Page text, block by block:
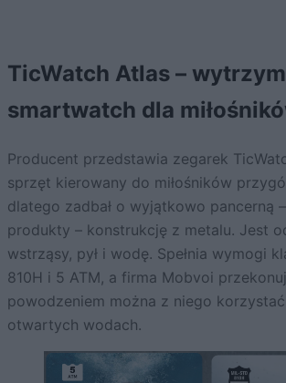
TicWatch Atlas –
smartwatch dla
Producent przedstawia zegarek
sprzęt kierowany do miłośników
dlatego zadbał o wyjątkowo pancerną
produkty – konstrukcję z metalu. Jest
wstrząsy, pył i wodę. Spełnia wymogi
810H i 5 ATM, a firma Mobvoi
powodzeniem można z niego
otwartych wodach.